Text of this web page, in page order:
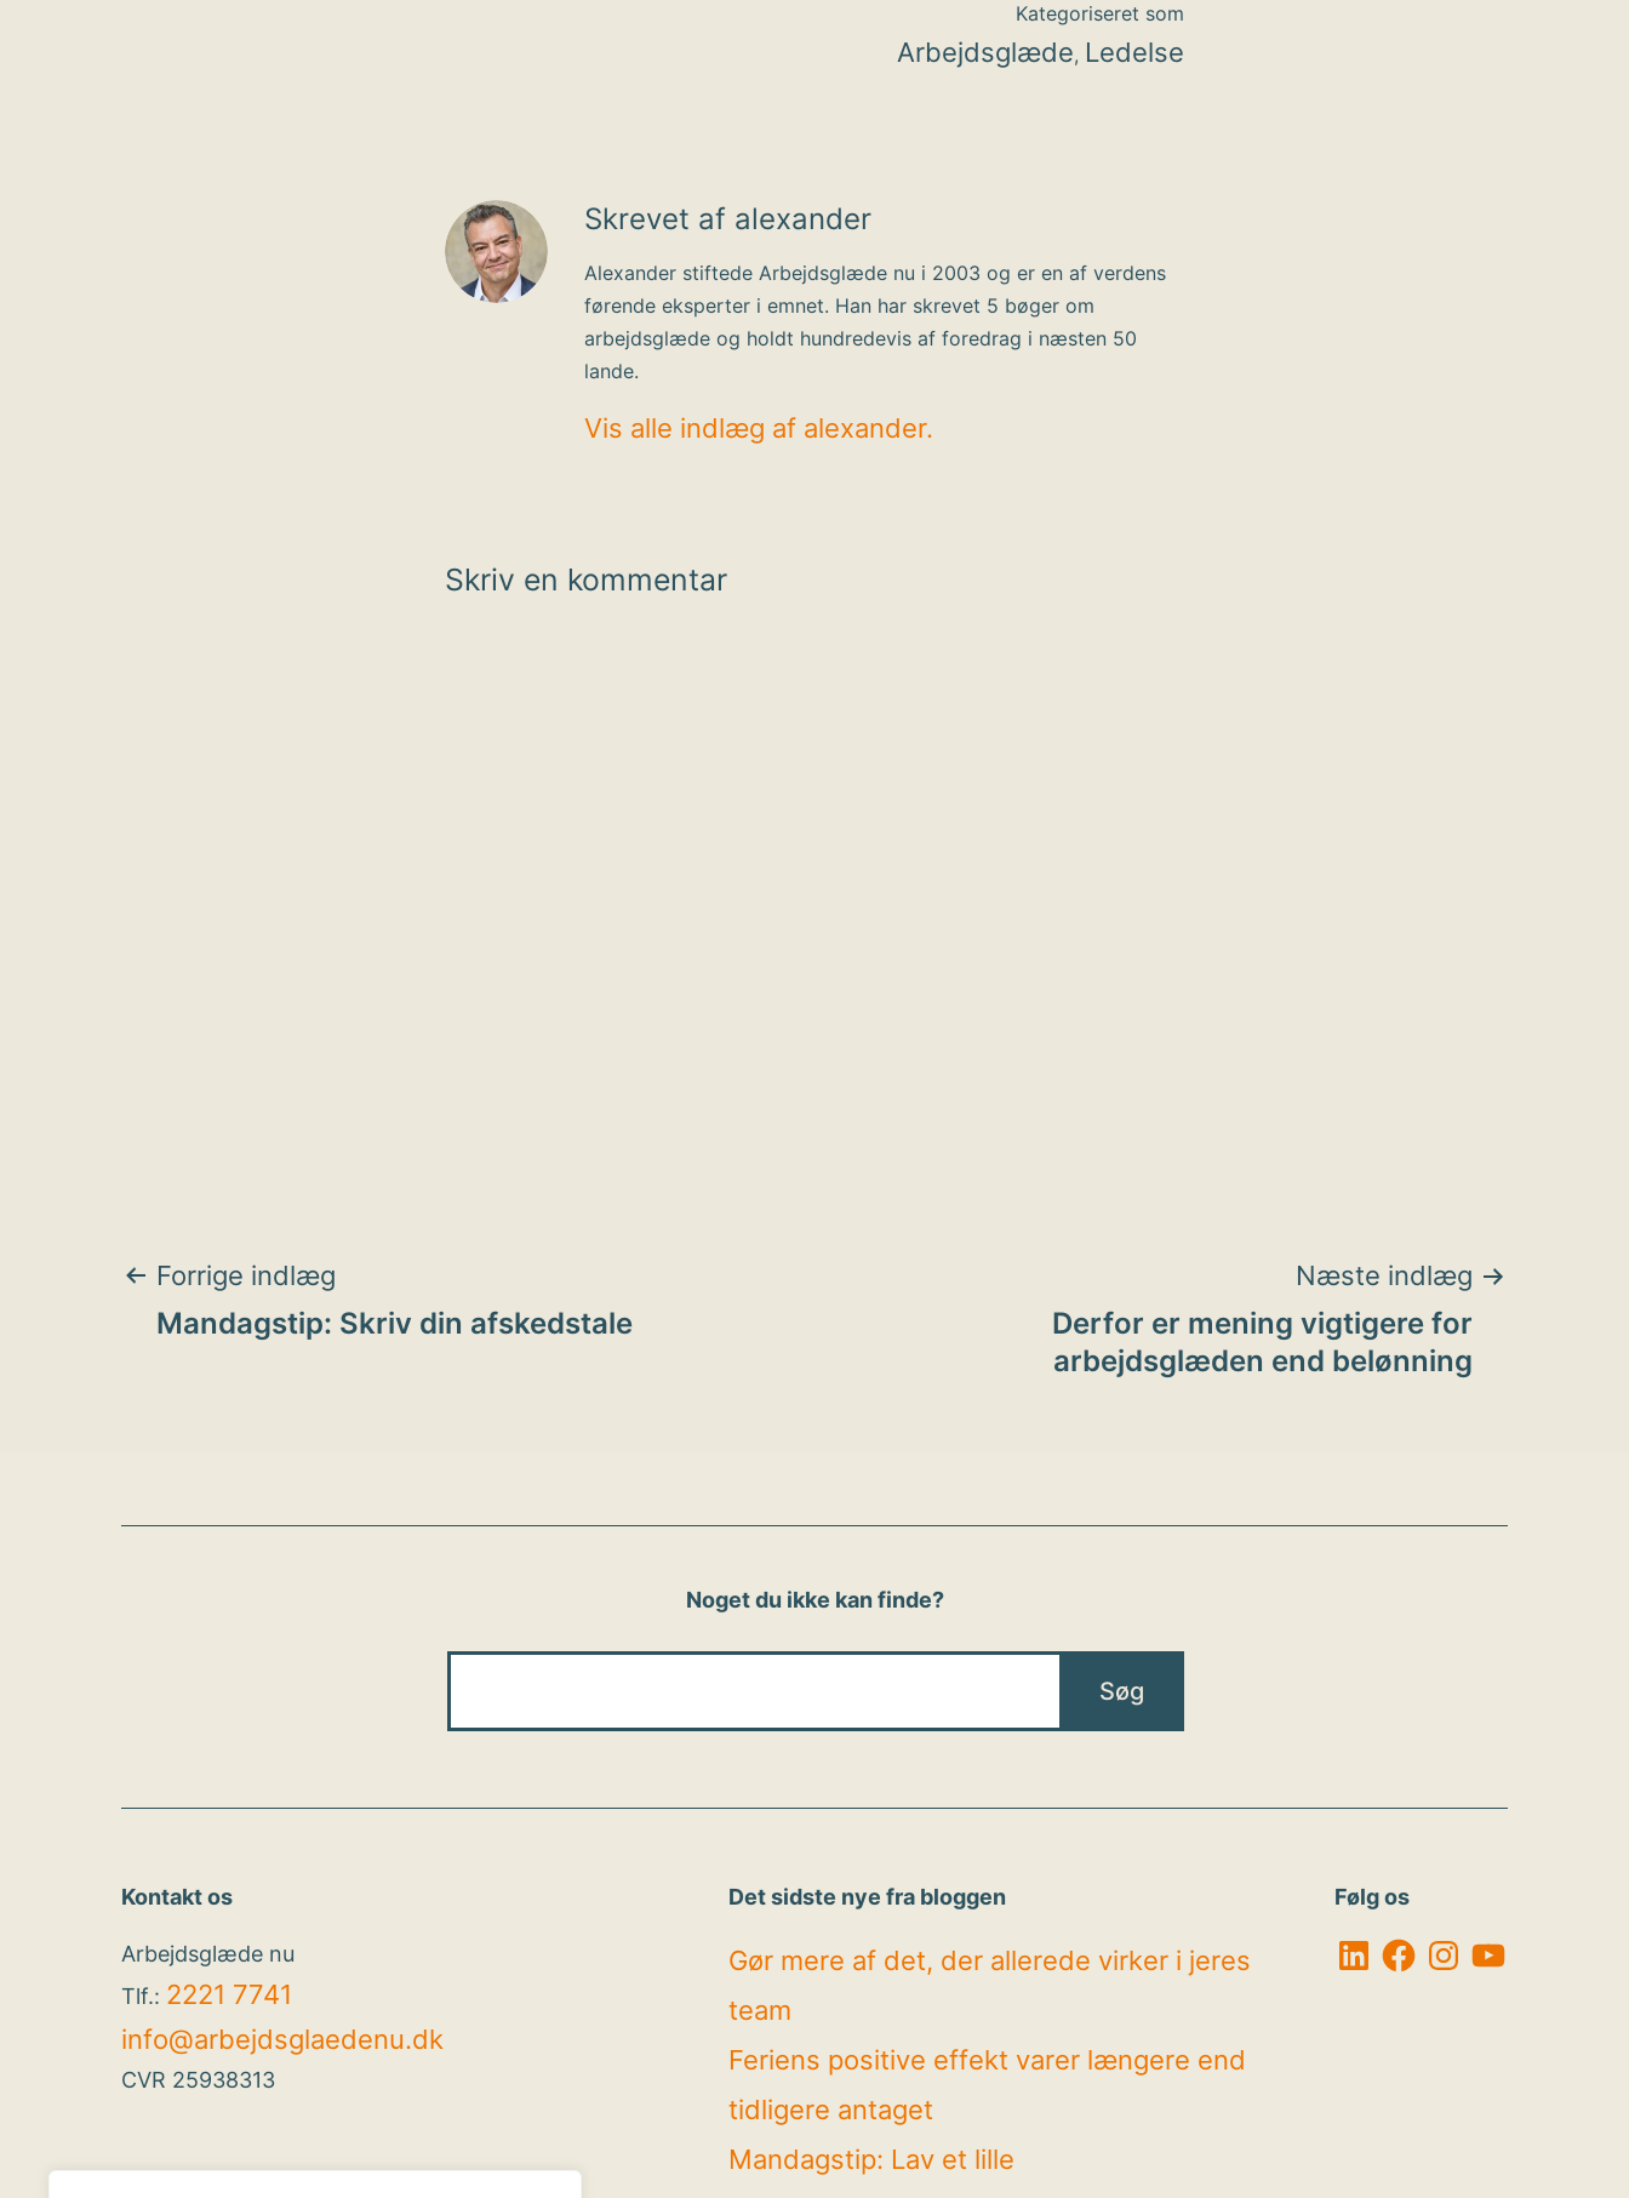
Kategoriseret som
Arbejdsglæde, Ledelse
Skrevet af alexander
Alexander stiftede Arbejdsglæde nu i 2003 og er en af verdens
førende eksperter i emnet. Han har skrevet 5 bøger om
arbejdsglæde og holdt hundredevis af foredrag i næsten 50
lande.
Vis alle indlæg af alexander.
Skriv en kommentar
Indlægsnavigation
Forrige indlæg
Mandagstip: Skriv din afskedstale
Næste indlæg
Derfor er mening vigtigere for
arbejdsglæden end belønning
Noget du ikke kan finde?
Kontakt os
Arbejdsglæde nu
Tlf.: 2221 7741
info@arbejdsglaedenu.dk
CVR 25938313
Det sidste nye fra bloggen
Gør mere af det, der allerede virker i jeres
team
Feriens positive effekt varer længere end
tidligere antaget
Mandagstip: Lav et lille
Følg os
LinkedIn
Facebook
Instagram
YouTube